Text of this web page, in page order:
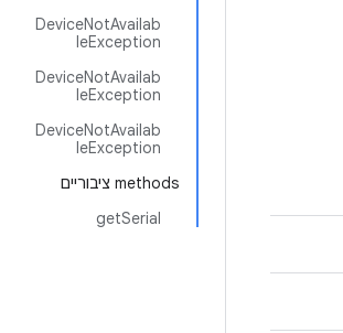
DeviceNotAvailab
leException
DeviceNotAvailab
leException
DeviceNotAvailab
leException
‫methods ציבוריים
getSerial